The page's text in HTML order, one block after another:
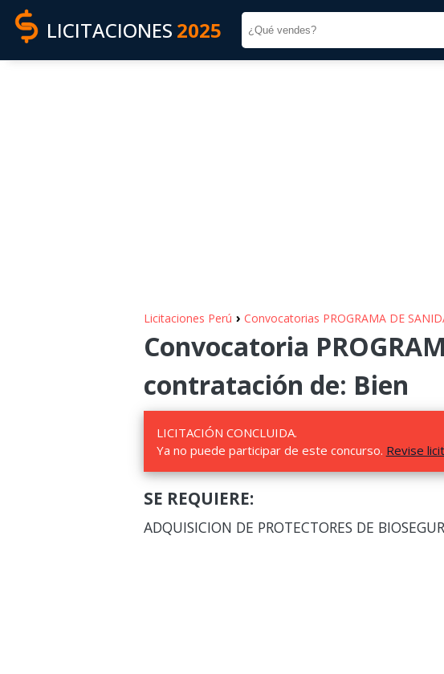
LICITACIONES 2025
Licitaciones Perú › Convocatorias PROGRAMA DE
Convocatoria
contratación de: Bien
LICITACIÓN CONCLUIDA.
Ya no puede participar de este concurso. Revise
SE REQUIERE:
ADQUISICION DE PROTECTORES DE